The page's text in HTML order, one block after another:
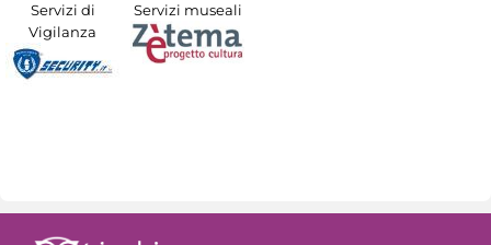
Servizi di
Vigilanza
Servizi museali